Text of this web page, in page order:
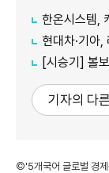
한온시스템,
현대차·기아
[시승기] 볼
기자의 다
©'5개국어 글로벌 경제